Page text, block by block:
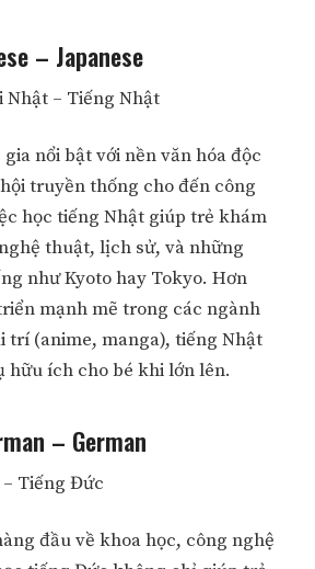
– Japanese
Nhật – Tiếng Nhật
nổi bật với nền văn hóa độc
truyền thống cho đến công
học tiếng Nhật giúp trẻ khám
thuật, lịch sử, và những
như Kyoto hay Tokyo. Hơn
mạnh mẽ trong các ngành
trí (anime, manga), tiếng Nhật
hữu ích cho bé khi lớn lên.
– German
Tiếng Đức
đầu về khoa học, công nghệ